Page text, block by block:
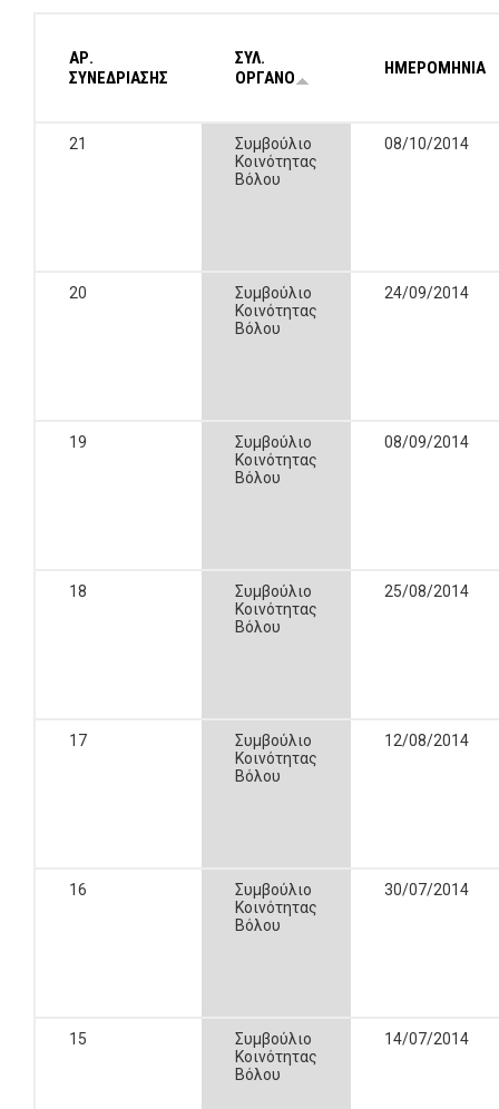
ΑΡ.
ΣΥΝΕΔΡΙΑΣΗΣ
ΣΥΛ.
ΟΡΓΑΝΟ
ΗΜΕΡΟΜΗΝΙΑ
21
Συμβούλιο
Κοινότητας
Βόλου
08/10/2014
20
Συμβούλιο
Κοινότητας
Βόλου
24/09/2014
19
Συμβούλιο
Κοινότητας
Βόλου
08/09/2014
18
Συμβούλιο
Κοινότητας
Βόλου
25/08/2014
17
Συμβούλιο
Κοινότητας
Βόλου
12/08/2014
16
Συμβούλιο
Κοινότητας
Βόλου
30/07/2014
15
Συμβούλιο
Κοινότητας
Βόλου
14/07/2014